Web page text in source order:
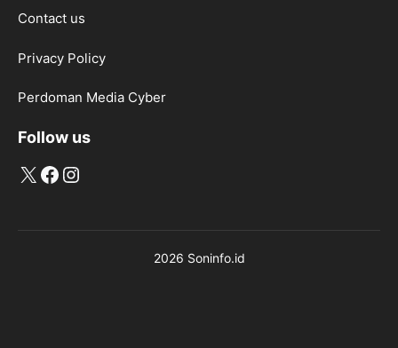
Contact us
Privacy Policy
Perdoman Media Cyber
Follow us
X Facebook
Instagram
2026 Soninfo.id